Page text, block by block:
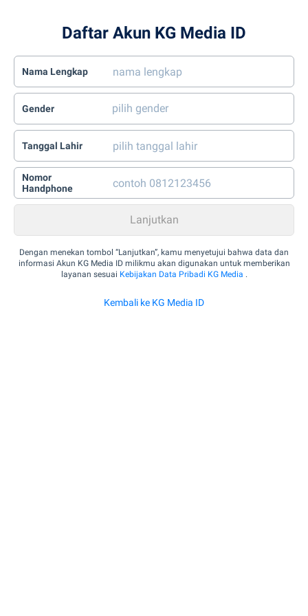
Daftar Akun KG Media ID
Nama Lengkap
Gender
Tanggal Lahir
Nomor
Handphone
Dengan menekan tombol “Lanjutkan”, kamu menyetujui bahwa data dan
informasi Akun KG Media ID milikmu akan digunakan untuk memberikan
layanan sesuai Kebijakan Data Pribadi KG Media .
Kembali ke KG Media ID